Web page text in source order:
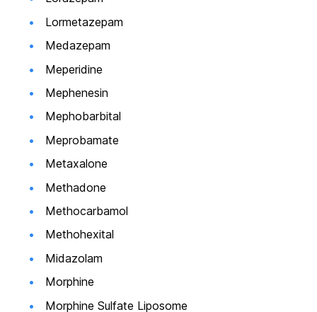
Lormetazepam
Medazepam
Meperidine
Mephenesin
Mephobarbital
Meprobamate
Metaxalone
Methadone
Methocarbamol
Methohexital
Midazolam
Morphine
Morphine Sulfate Liposome